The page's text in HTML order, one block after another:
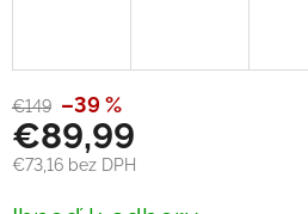
€149 –39 %
€89,99
€73,16 bez DPH